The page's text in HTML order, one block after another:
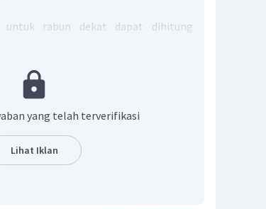
rabun dekat dapat dihitung
adalah
yang telah terverifikasi
Lihat Iklan